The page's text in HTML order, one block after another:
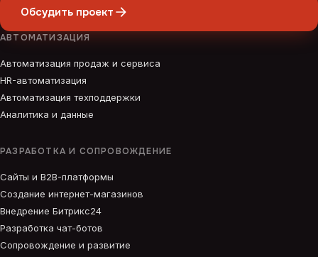
Обсудить проект
АВТОМАТИЗАЦИЯ
Автоматизация продаж и сервиса
HR-автоматизация
Автоматизация техподдержки
Аналитика и данные
РАЗРАБОТКА И СОПРОВОЖДЕНИЕ
Сайты и B2B-платформы
Создание интернет-магазинов
Внедрение Битрикс24
Разработка чат-ботов
Сопровождение и развитие